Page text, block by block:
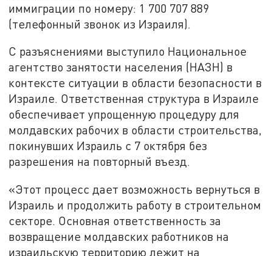
иммиграции по номеру: 1 700 707 889
(телефонный звонок из Израиля).
С разъяснениями выступило Национальное
агентство занятости населения (НАЗН) в
контексте ситуации в области безопасности в
Израиле. Ответственная структура в Израиле
обеспечивает упрощенную процедуру для
молдавских рабочих в области строительства,
покинувших Израиль с 7 октября без
разрешения на повторный въезд.
«Этот процесс дает возможность вернуться в
Израиль и продолжить работу в строительном
секторе. Основная ответственность за
возвращение молдавских работников на
израильскую территорию лежит на